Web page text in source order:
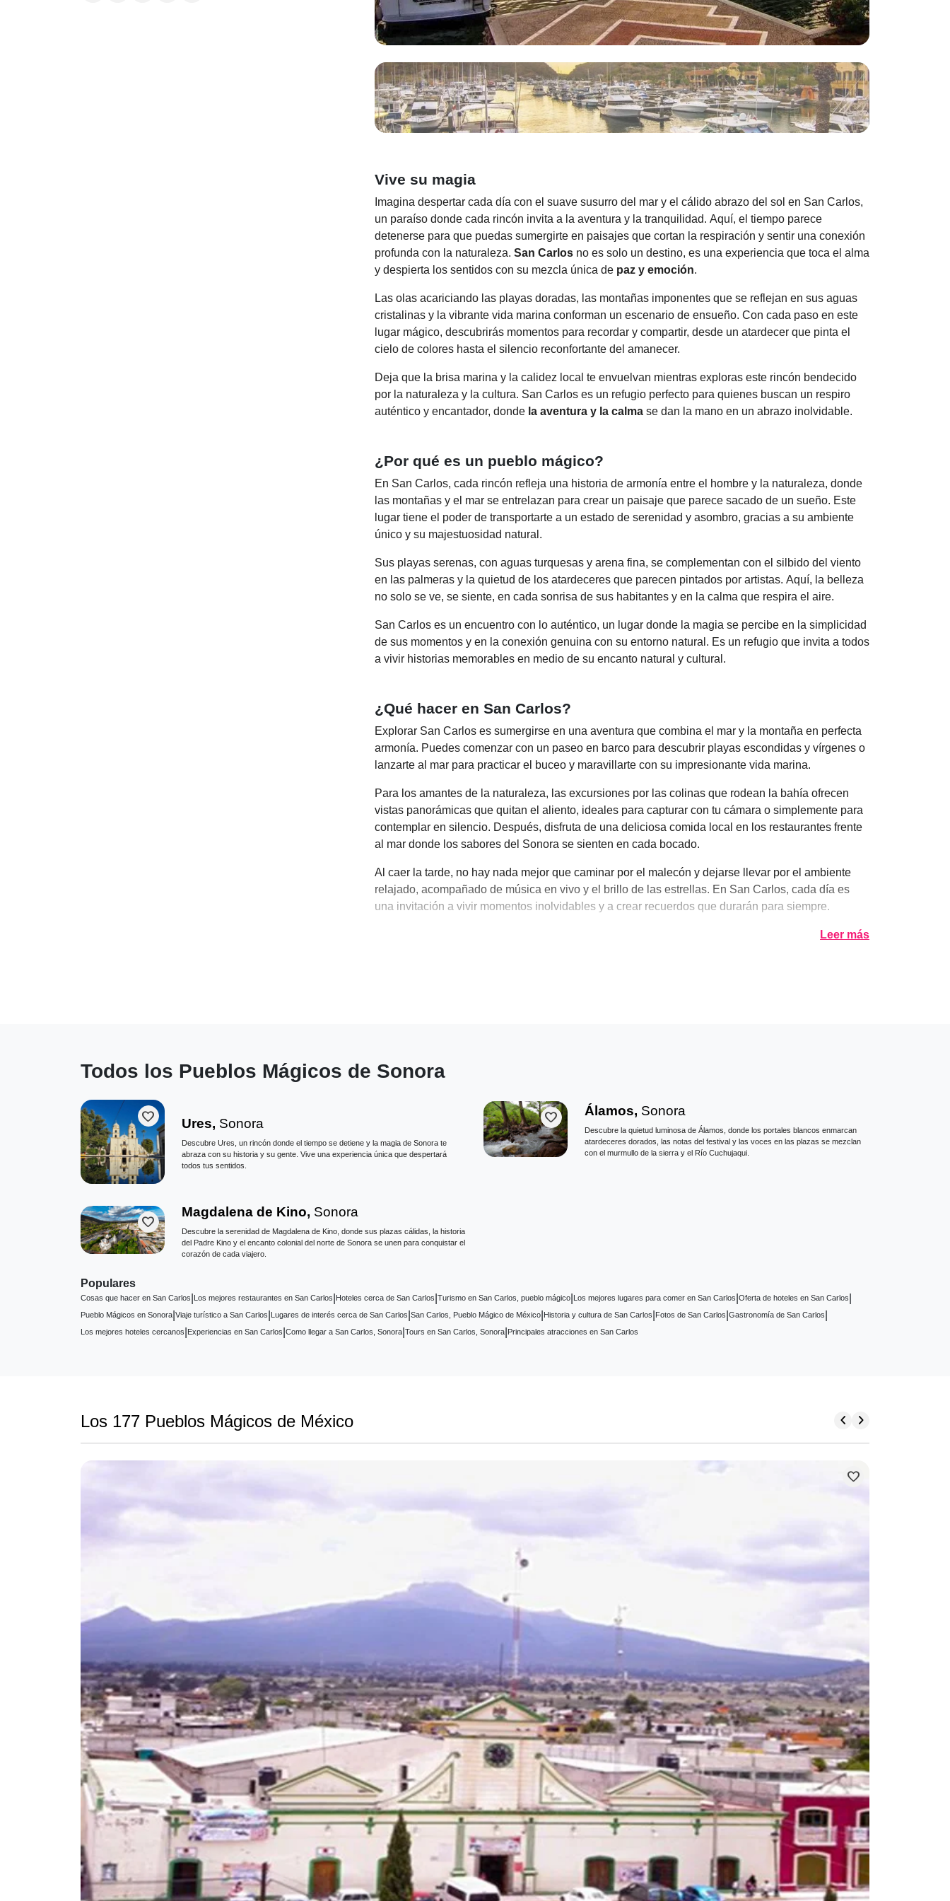
Vive su magia
Imagina despertar cada día con el suave susurro del mar y el cálido abrazo del sol en San Carlos,
un paraíso donde cada rincón invita a la aventura y la tranquilidad. Aquí, el tiempo parece
detenerse para que puedas sumergirte en paisajes que cortan la respiración y sentir una conexión
profunda con la naturaleza. San Carlos no es solo un destino, es una experiencia que toca el alma
y despierta los sentidos con su mezcla única de paz y emoción.
Las olas acariciando las playas doradas, las montañas imponentes que se reflejan en sus aguas
cristalinas y la vibrante vida marina conforman un escenario de ensueño. Con cada paso en este
lugar mágico, descubrirás momentos para recordar y compartir, desde un atardecer que pinta el
cielo de colores hasta el silencio reconfortante del amanecer.
Deja que la brisa marina y la calidez local te envuelvan mientras exploras este rincón bendecido
por la naturaleza y la cultura. San Carlos es un refugio perfecto para quienes buscan un respiro
auténtico y encantador, donde la aventura y la calma se dan la mano en un abrazo inolvidable.
¿Por qué es un pueblo mágico?
En San Carlos, cada rincón refleja una historia de armonía entre el hombre y la naturaleza, donde
las montañas y el mar se entrelazan para crear un paisaje que parece sacado de un sueño. Este
lugar tiene el poder de transportarte a un estado de serenidad y asombro, gracias a su ambiente
único y su majestuosidad natural.
Sus playas serenas, con aguas turquesas y arena fina, se complementan con el silbido del viento
en las palmeras y la quietud de los atardeceres que parecen pintados por artistas. Aquí, la belleza
no solo se ve, se siente, en cada sonrisa de sus habitantes y en la calma que respira el aire.
San Carlos es un encuentro con lo auténtico, un lugar donde la magia se percibe en la simplicidad
de sus momentos y en la conexión genuina con su entorno natural. Es un refugio que invita a todos
a vivir historias memorables en medio de su encanto natural y cultural.
¿Qué hacer en San Carlos?
Explorar San Carlos es sumergirse en una aventura que combina el mar y la montaña en perfecta
armonía. Puedes comenzar con un paseo en barco para descubrir playas escondidas y vírgenes o
lanzarte al mar para practicar el buceo y maravillarte con su impresionante vida marina.
Para los amantes de la naturaleza, las excursiones por las colinas que rodean la bahía ofrecen
vistas panorámicas que quitan el aliento, ideales para capturar con tu cámara o simplemente para
contemplar en silencio. Después, disfruta de una deliciosa comida local en los restaurantes frente
al mar donde los sabores del Sonora se sienten en cada bocado.
Al caer la tarde, no hay nada mejor que caminar por el malecón y dejarse llevar por el ambiente
relajado, acompañado de música en vivo y el brillo de las estrellas. En San Carlos, cada día es
una invitación a vivir momentos inolvidables y a crear recuerdos que durarán para siempre.
Leer más
Todos los Pueblos Mágicos de Sonora
favorite Ures, Sonora
Descubre Ures, un rincón donde el tiempo se detiene y la magia de Sonora te
abraza con su historia y su gente. Vive una experiencia única que despertará
todos tus sentidos.
favorite Álamos, Sonora
Descubre la quietud luminosa de Álamos, donde los portales blancos enmarcan
atardeceres dorados, las notas del festival y las voces en las plazas se mezclan
con el murmullo de la sierra y el Río Cuchujaqui.
favorite
Magdalena de Kino, Sonora
Descubre la serenidad de Magdalena de Kino, donde sus plazas cálidas, la historia
del Padre Kino y el encanto colonial del norte de Sonora se unen para conquistar el
corazón de cada viajero.
Populares
Cosas que hacer en San Carlos Los mejores restaurantes en San Carlos Hoteles cerca de San Carlos Turismo en San Carlos, pueblo mágico Los mejores lugares para comer en San Carlos Oferta de hoteles en San Carlos
Pueblo Mágicos en Sonora Viaje turístico a San Carlos Lugares de interés cerca de San Carlos San Carlos, Pueblo Mágico de México Historia y cultura de San Carlos Fotos de San Carlos Gastronomía de San Carlos
Los mejores hoteles cercanos Experiencias en San Carlos Como llegar a San Carlos, Sonora Tours en San Carlos, Sonora Principales atracciones en San Carlos
Los 177 Pueblos Mágicos de México chevron_left chevron_right
favorite